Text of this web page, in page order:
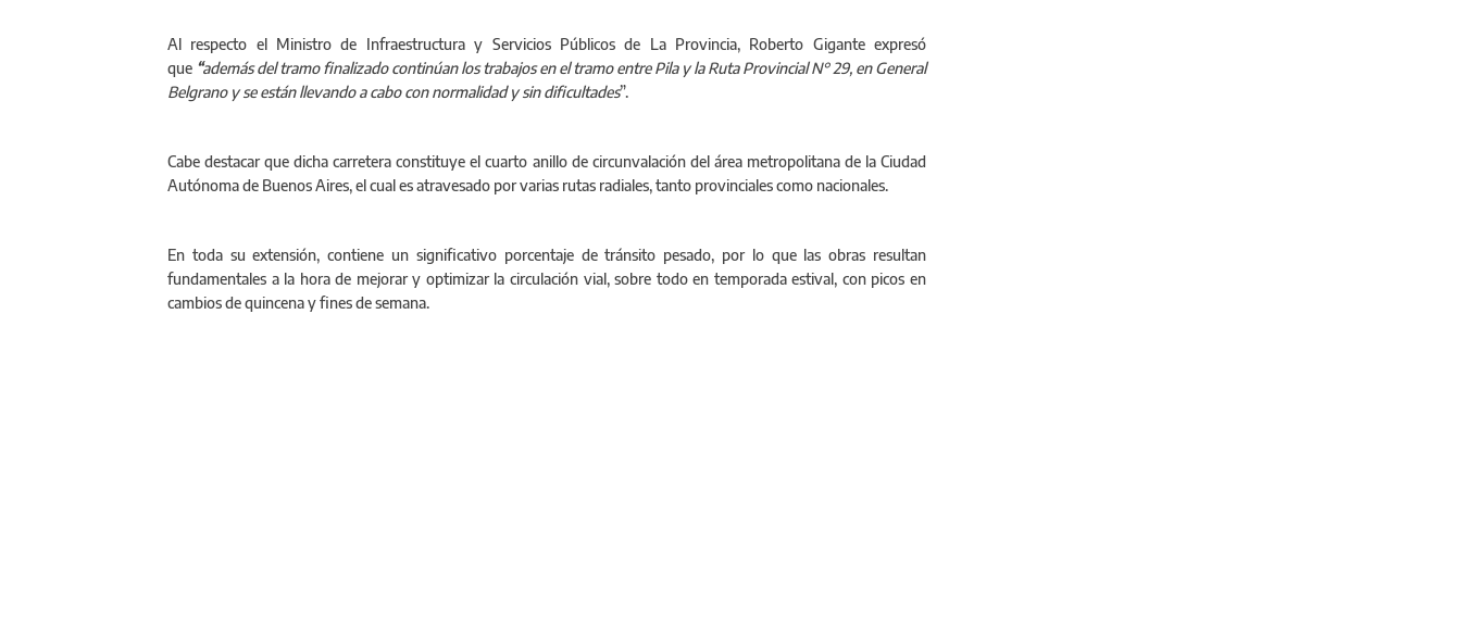
Al respecto el Ministro de Infraestructura y Servicios Públicos de La Provincia, Roberto Gigante expresó
que “además del tramo finalizado continúan los trabajos en el tramo entre Pila y la Ruta Provincial N° 29, en General
Belgrano y se están llevando a cabo con normalidad y sin dificultades”.
Cabe destacar que dicha carretera constituye el cuarto anillo de circunvalación del área metropolitana de la Ciudad
Autónoma de Buenos Aires, el cual es atravesado por varias rutas radiales, tanto provinciales como nacionales.
En toda su extensión, contiene un significativo porcentaje de tránsito pesado, por lo que las obras resultan
fundamentales a la hora de mejorar y optimizar la circulación vial, sobre todo en temporada estival, con picos en
cambios de quincena y fines de semana.